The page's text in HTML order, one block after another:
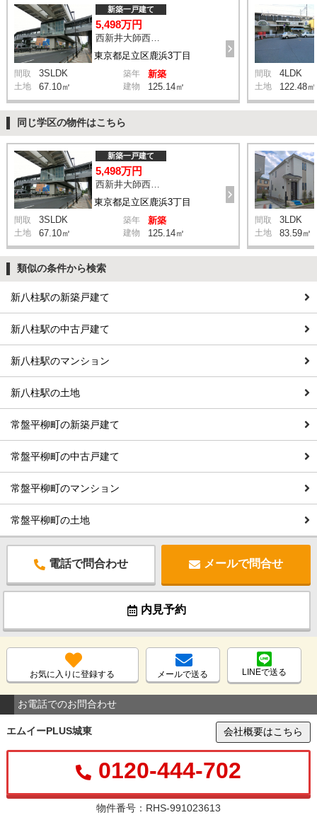
東京都足立区鹿浜3丁目
新築一戸建て
5,498万円
西新井大師西駅 鹿浜三丁目交差点 バス14分 停歩4分
間取 3SLDK 築年 新築
土地 67.10㎡ 建物 125.14㎡
間取 4LDK
土地 122.48㎡
同じ学区の物件はこちら
東京都足立区鹿浜3丁目
新築一戸建て
5,498万円
間取 3SLDK 築年 新築
土地 67.10㎡ 建物 125.14㎡
間取 3LDK
土地 83.59㎡
類似の条件から検索
新八柱駅の新築戸建て
新八柱駅の中古戸建て
新八柱駅のマンション
新八柱駅の土地
常盤平柳町の新築戸建て
常盤平柳町の中古戸建て
常盤平柳町のマンション
常盤平柳町の土地
電話で問合わせ メールで問合せ
内見予約
お気に入りに登録する メールで送る LINEで送る
お電話でのお問合わせ
エムイーPLUS城東 会社概要はこちら
0120-444-702
物件番号：RHS-991023613